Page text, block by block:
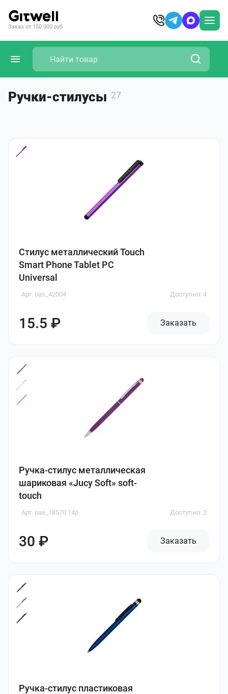
Заказ от 150 000 руб
Ручки-стилусы 27
Стилус металлический Touch
Smart Phone Tablet PC
Universal
Арт. oas_42004 Доступно: 4
15.5 ₽ Заказать
Ручка-стилус металлическая
шариковая «Jucy Soft» soft-
touch
Арт. oas_18570.14p Доступно: 2
30 ₽ Заказать
Ручка-стилус пластиковая